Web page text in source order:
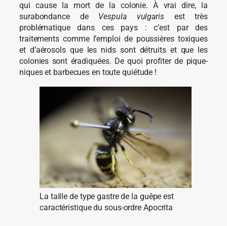
qui cause la mort de la colonie. À vrai dire, la
surabondance de Vespula vulgarisest très
problématique dans ces pays : c’est par des
traitements comme l’emploi de poussières toxiques
et d’aérosols que les nids sont détruits et que les
colonies sont éradiquées. De quoi profiter de pique-
niques et barbecues en toute quiétude !
La taille de type gastre de la guêpe est
caractéristique du sous-ordre Apocrita